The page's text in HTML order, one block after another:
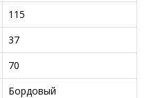
115
37
70
Бордовый